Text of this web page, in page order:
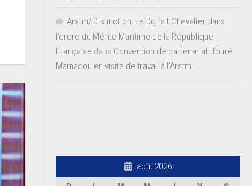
Arstm/ Distinction: Le Dg fait Chevalier dans
l’ordre du Mérite Maritime de la République
Française dans Convention de partenariat: Touré
Mamadou en visite de travail à l’Arstm
août 2026